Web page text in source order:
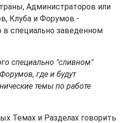
Администраторов или
Клуба и Форумов -
в специально заведенном
специально "сливном"
где и будут
темы по работе
Темах и Разделах говорить